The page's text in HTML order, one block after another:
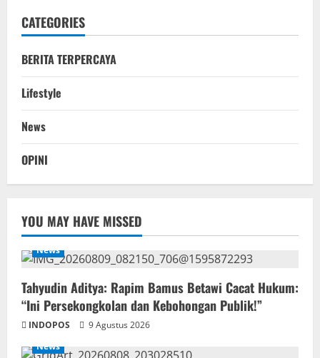
CATEGORIES
BERITA TERPERCAYA
Lifestyle
News
OPINI
YOU MAY HAVE MISSED
News
‎Tahyudin Aditya: Rapim Bamus Betawi Cacat Hukum:
“Ini Persekongkolan dan Kebohongan Publik!”
INDOPOS
9 Agustus 2026
News